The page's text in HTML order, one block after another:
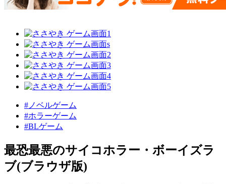
#ノベルゲーム
#ホラーゲーム
#BLゲーム
最恐最悪のサイコホラー・ボーイズラ
ブ(ブラウザ版)